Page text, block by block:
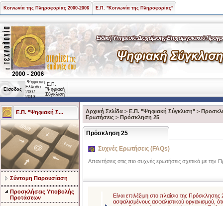
Κοινωνία της Πληροφορίας 2000-2006 Ε.Π. "Κοινωνία της Πληροφορίας"
Είσοδος
Ψηφιακή
Ελλάδα
2007-
2013
Ε.Π.
"Ψηφιακή
Σύγκλιση"
Ε.Π. "Ψηφιακή Σ...
Σύντομη Παρουσίαση
Προσκλήσεις Υποβολής
Προτάσεων
Αρχική Σελίδα > Ε.Π. "Ψηφιακή Σύγκλιση" >
Ερωτήσεις > Πρόσκληση 25
Πρόσκληση 25
Συχνές Ερωτήσεις (FAQs)
Απαντήσεις στις πιο συχνές ερωτήσεις σχετικά με
Είναι επιλέξιμη στο πλαίσιο της
ασφαλισμένους ασφαλιστικού οργανισμού,